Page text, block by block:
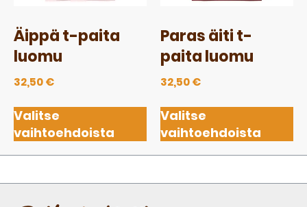
Äippä t-paita
luomu
32,50€
Valitse
vaihtoehdoista
Paras äiti t-
paita luomu
32,50€
Valitse
vaihtoehdoista